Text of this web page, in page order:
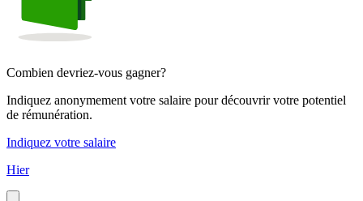
Combien devriez-vous gagner?
Indiquez anonymement votre salaire pour découvrir votre potentiel
de rémunération.
Indiquez votre salaire
Hier